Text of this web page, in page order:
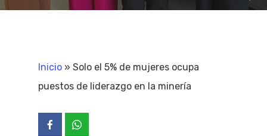
Inicio » Solo el 5% de mujeres ocupa
puestos de liderazgo en la minería